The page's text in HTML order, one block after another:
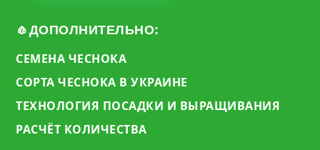
🧄ДОПОЛНИТЕЛЬНО:
СЕМЕНА ЧЕСНОКА
СОРТА ЧЕСНОКА В УКРАИНЕ
ТЕХНОЛОГИЯ ПОСАДКИ И ВЫРАЩИВАНИЯ
РАСЧЁТ КОЛИЧЕСТВА